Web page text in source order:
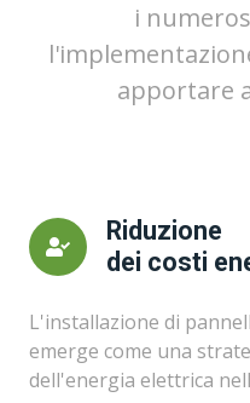
i
apportare
Riduzione
dei costi
L'installazione di
emerge come una
dell'energia elettrica